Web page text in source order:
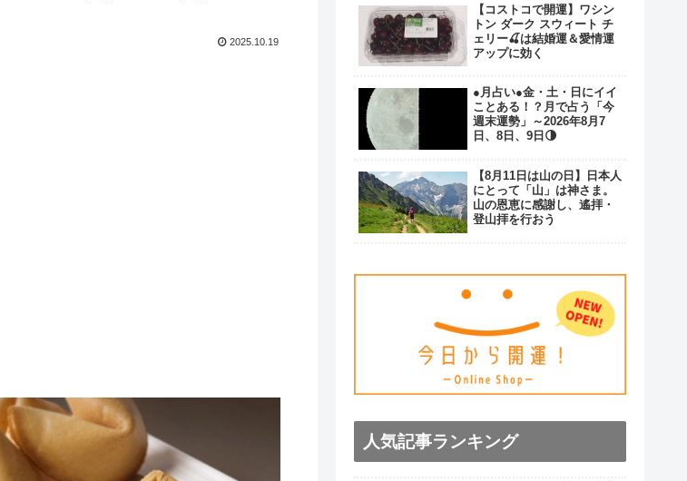
2025.10.19
【コストコで開運】ワシン
トン ダーク スウィート チ
ェリー🍒は結婚運＆愛情運
アップに効く
●月占い●金・土・日にイイ
ことある！？月で占う「今
週末運勢」～2026年8月7
日、8日、9日🌗
【8月11日は山の日】日本人
にとって「山」は神さま。
山の恩恵に感謝し、遙拝・
登山拝を行おう
人気記事ランキング